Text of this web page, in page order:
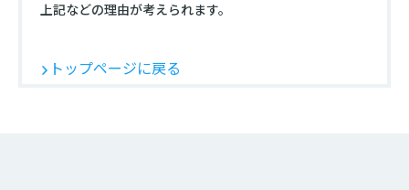
上記などの理由が考えられます。
トップページに戻る